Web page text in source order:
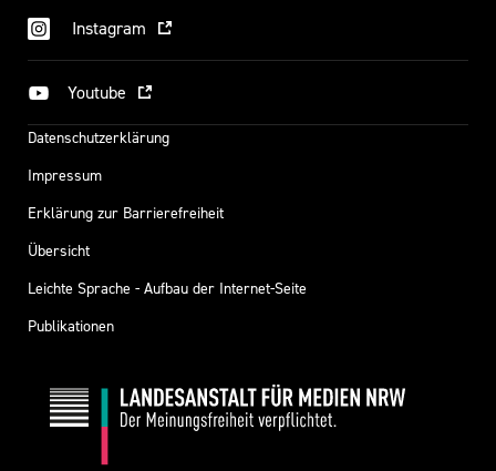
Instagram
Youtube
Datenschutzerklärung
Impressum
Erklärung zur Barrierefreiheit
Übersicht
Leichte Sprache - Aufbau der Internet-Seite
Publikationen